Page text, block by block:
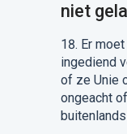
niet
18. Er
ingediend
of ze Unie
ongeacht